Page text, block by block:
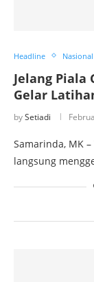
Headline Nasional
Jelang Piala
Gelar
bySetiadi
Samarinda, MK
langsung